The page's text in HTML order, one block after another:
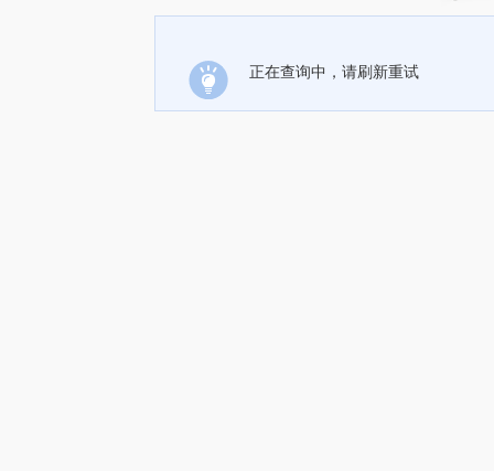
正在查询中，请刷新重试